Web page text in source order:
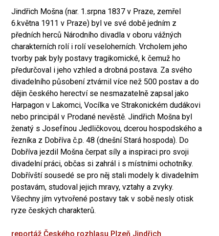
Jindřich Mošna (nar. 1.srpna 1837 v Praze, zemřel
6.května 1911 v Praze) byl ve své době jedním z
předních herců Národního divadla v oboru vážných
charakterních rolí i rolí veseloherních. Vrcholem jeho
tvorby pak byly postavy tragikomické, k čemuž ho
předurčoval i jeho vzhled a drobná postava. Za svého
divadelního působení ztvárnil více než 500 postav a do
dějin českého herectví se nesmazatelně zapsal jako
Harpagon v Lakomci, Vocílka ve Strakonickém dudákovi
nebo principál v Prodané nevěstě. Jindřich Mošna byl
ženatý s Josefínou Jedličkovou, dcerou hospodského a
řezníka z Dobříva č.p. 48 (dnešní Stará hospoda). Do
Dobříva jezdil Mošna čerpat síly a inspiraci pro svoji
divadelní práci, občas si zahrál i s místními ochotníky.
Dobřívští sousedé se pro něj stali modely k divadelním
postavám, studoval jejich mravy, vztahy a zvyky.
Všechny jím vytvořené postavy tak v sobě nesly otisk
ryze českých charakterů.
reportáž Českého rozhlasu Plzeň Jindřich